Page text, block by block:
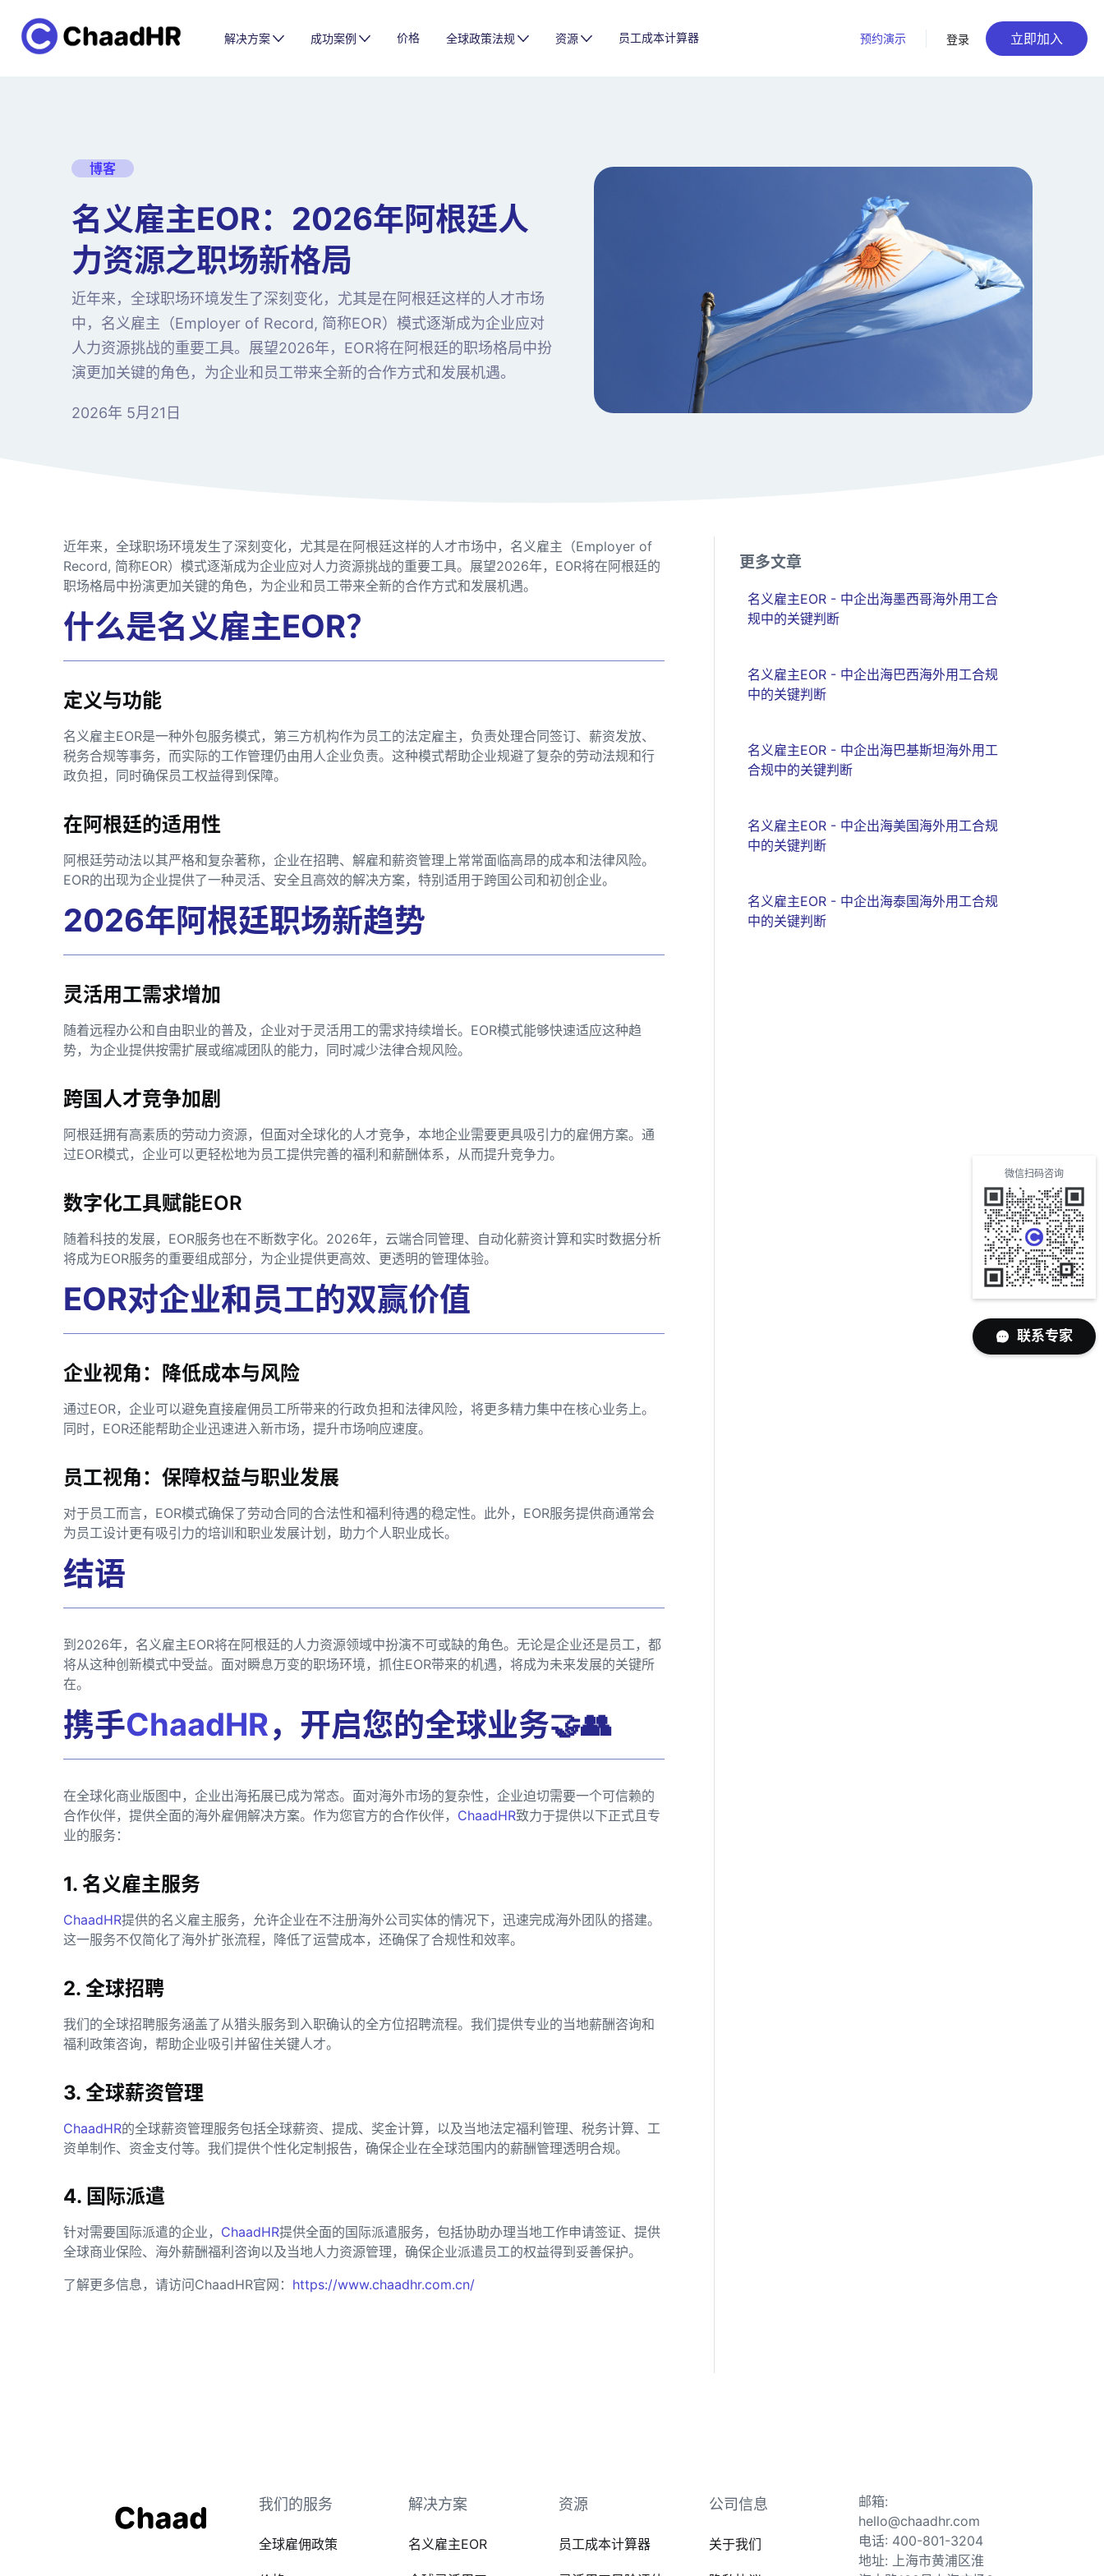
解决方案 成功案例 价格 全球政策法规 资源 员工成本计算器 预约演示 登录 立即加入
博客
名义雇主EOR：2026年阿根廷人
力资源之职场新格局
近年来，全球职场环境发生了深刻变化，尤其是在阿根廷这样的人才市场
中，名义雇主（Employer of Record, 简称EOR）模式逐渐成为企业应对
人力资源挑战的重要工具。展望2026年，EOR将在阿根廷的职场格局中扮
演更加关键的角色，为企业和员工带来全新的合作方式和发展机遇。
2026年 5月21日
近年来，全球职场环境发生了深刻变化，尤其是在阿根廷这样的人才市场中，名义雇主（Employer of
Record, 简称EOR）模式逐渐成为企业应对人力资源挑战的重要工具。展望2026年，EOR将在阿根廷的
职场格局中扮演更加关键的角色，为企业和员工带来全新的合作方式和发展机遇。
什么是名义雇主EOR？
定义与功能
名义雇主EOR是一种外包服务模式，第三方机构作为员工的法定雇主，负责处理合同签订、薪资发放、
税务合规等事务，而实际的工作管理仍由用人企业负责。这种模式帮助企业规避了复杂的劳动法规和行
政负担，同时确保员工权益得到保障。
在阿根廷的适用性
阿根廷劳动法以其严格和复杂著称，企业在招聘、解雇和薪资管理上常常面临高昂的成本和法律风险。
EOR的出现为企业提供了一种灵活、安全且高效的解决方案，特别适用于跨国公司和初创企业。
2026年阿根廷职场新趋势
灵活用工需求增加
随着远程办公和自由职业的普及，企业对于灵活用工的需求持续增长。EOR模式能够快速适应这种趋
势，为企业提供按需扩展或缩减团队的能力，同时减少法律合规风险。
跨国人才竞争加剧
阿根廷拥有高素质的劳动力资源，但面对全球化的人才竞争，本地企业需要更具吸引力的雇佣方案。通
过EOR模式，企业可以更轻松地为员工提供完善的福利和薪酬体系，从而提升竞争力。
数字化工具赋能EOR
随着科技的发展，EOR服务也在不断数字化。2026年，云端合同管理、自动化薪资计算和实时数据分析
将成为EOR服务的重要组成部分，为企业提供更高效、更透明的管理体验。
EOR对企业和员工的双赢价值
企业视角：降低成本与风险
通过EOR，企业可以避免直接雇佣员工所带来的行政负担和法律风险，将更多精力集中在核心业务上。
同时，EOR还能帮助企业迅速进入新市场，提升市场响应速度。
员工视角：保障权益与职业发展
对于员工而言，EOR模式确保了劳动合同的合法性和福利待遇的稳定性。此外，EOR服务提供商通常会
为员工设计更有吸引力的培训和职业发展计划，助力个人职业成长。
结语
到2026年，名义雇主EOR将在阿根廷的人力资源领域中扮演不可或缺的角色。无论是企业还是员工，都
将从这种创新模式中受益。面对瞬息万变的职场环境，抓住EOR带来的机遇，将成为未来发展的关键所
在。
携手ChaadHR，开启您的全球业务🤝👥
在全球化商业版图中，企业出海拓展已成为常态。面对海外市场的复杂性，企业迫切需要一个可信赖的
合作伙伴，提供全面的海外雇佣解决方案。作为您官方的合作伙伴， ChaadHR致力于提供以下正式且专
业的服务：
1. 名义雇主服务
ChaadHR提供的名义雇主服务，允许企业在不注册海外公司实体的情况下，迅速完成海外团队的搭建。
这一服务不仅简化了海外扩张流程，降低了运营成本，还确保了合规性和效率。
2. 全球招聘
我们的全球招聘服务涵盖了从猎头服务到入职确认的全方位招聘流程。我们提供专业的当地薪酬咨询和
福利政策咨询，帮助企业吸引并留住关键人才。
3. 全球薪资管理
ChaadHR的全球薪资管理服务包括全球薪资、提成、奖金计算，以及当地法定福利管理、税务计算、工
资单制作、资金支付等。我们提供个性化定制报告，确保企业在全球范围内的薪酬管理透明合规。
4. 国际派遣
针对需要国际派遣的企业， ChaadHR提供全面的国际派遣服务，包括协助办理当地工作申请签证、提供
全球商业保险、海外薪酬福利咨询以及当地人力资源管理，确保企业派遣员工的权益得到妥善保护。
了解更多信息，请访问ChaadHR官网： https://www.chaadhr.com.cn/
更多文章
名义雇主EOR - 中企出海墨西哥海外用工合
规中的关键判断
名义雇主EOR - 中企出海巴西海外用工合规
中的关键判断
名义雇主EOR - 中企出海巴基斯坦海外用工
合规中的关键判断
名义雇主EOR - 中企出海美国海外用工合规
中的关键判断
名义雇主EOR - 中企出海泰国海外用工合规
中的关键判断
我们的服务
全球雇佣政策
解决方案
名义雇主EOR
资源
员工成本计算器
公司信息
关于我们
邮箱:
hello@chaadhr.com
电话: 400-801-3204
地址: 上海市黄浦区淮
微信扫码咨询
联系专家